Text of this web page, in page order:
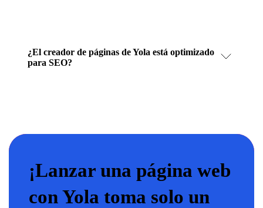
¿El creador de páginas de Yola está optimizado
para SEO?
¡Lanzar una página web
con Yola toma solo un